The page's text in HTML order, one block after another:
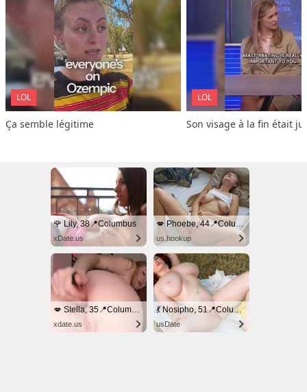
LOL
Ça semble légitime
LOL
Son visage à la fin était